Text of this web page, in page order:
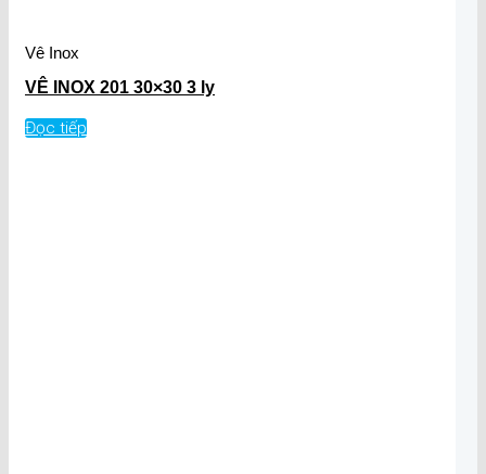
Vê Inox
VÊ INOX 201 30×30 3 ly
Đọc tiếp